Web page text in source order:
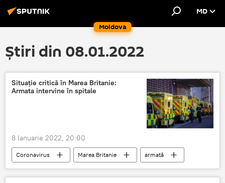
Moldova
MD
Știri din 08.01.2022
Situaţie critică în Marea Britanie:
Armata intervine în spitale
8 Ianuarie 2022, 20:00
Coronavirus Marea Britanie
armată
soldați
UK COVID-19